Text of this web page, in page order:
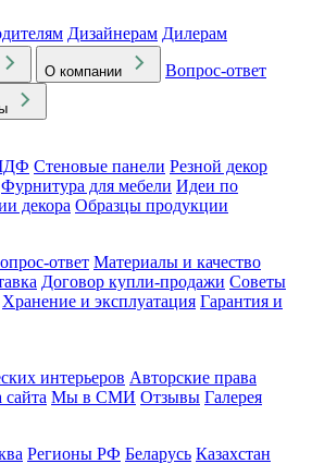
Дизайнерам Дилерам
О компании
Вопрос-ответ
Стеновые панели Резной декор
Фурнитура для мебели Идеи по
декора Образцы продукции
ответ Материалы и качество
Договор купли-продажи Советы
Хранение и эксплуатация Гарантия и
интерьеров Авторские права
сайта Мы в СМИ Отзывы Галерея
Регионы РФ Беларусь Казахстан